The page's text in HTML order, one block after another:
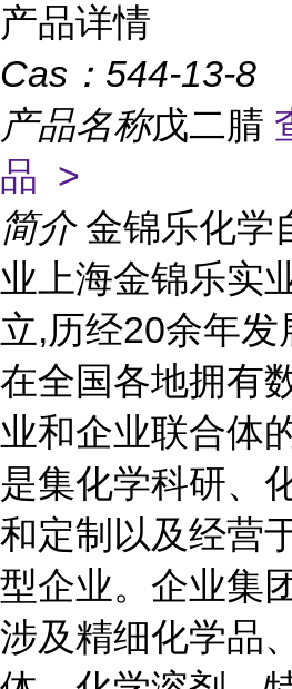
产品详情
Cas： 544-13-8
产品名称戊二腈
品 >
简介 金锦乐化学
业上海金锦乐实
立,历经20余年发
在全国各地拥有
业和企业联合体
是集化学科研、
和定制以及经营
型企业。企业集
涉及精细化学品